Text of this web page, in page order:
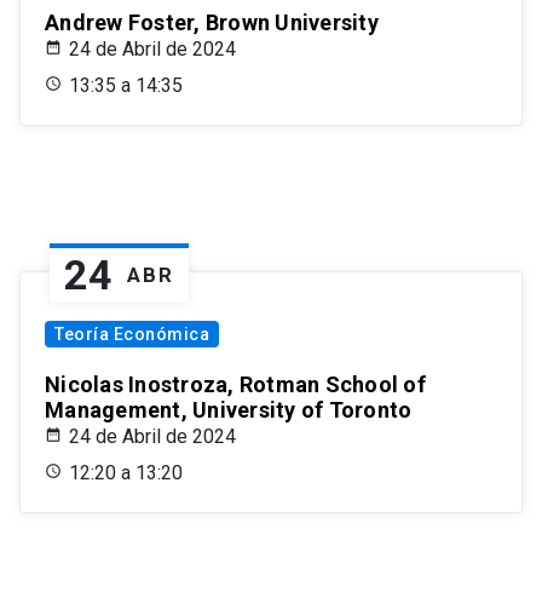
Andrew Foster, Brown University
24 de Abril de 2024
13:35 a 14:35
24 ABR
Teoría Económica
Nicolas Inostroza, Rotman School of
Management, University of Toronto
24 de Abril de 2024
12:20 a 13:20